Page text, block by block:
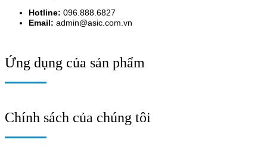
Hotline: 096.888.6827
Email: admin@asic.com.vn
Ứng dụng của sản phẩm
Chính sách của chúng tôi